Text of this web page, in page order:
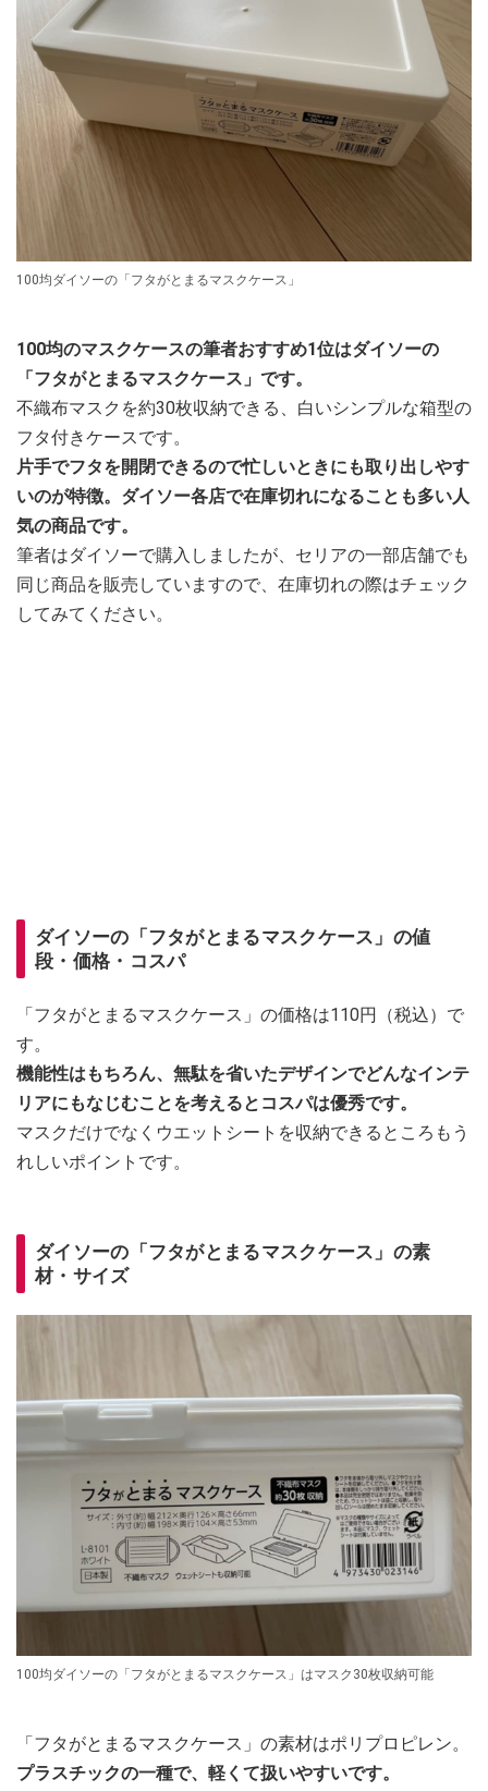
100均ダイソーの「フタがとまるマスクケース」
100均のマスクケースの筆者おすすめ1位はダイソーの
「フタがとまるマスクケース」です。
不織布マスクを約30枚収納できる、白いシンプルな箱型の
フタ付きケースです。
片手でフタを開閉できるので忙しいときにも取り出しやす
いのが特徴。ダイソー各店で在庫切れになることも多い人
気の商品です。
筆者はダイソーで購入しましたが、セリアの一部店舗でも
同じ商品を販売していますので、在庫切れの際はチェック
してみてください。
ダイソーの「フタがとまるマスクケース」の値
段・価格・コスパ
「フタがとまるマスクケース」の価格は110円（税込）で
す。
機能性はもちろん、無駄を省いたデザインでどんなインテ
リアにもなじむことを考えるとコスパは優秀です。
マスクだけでなくウエットシートを収納できるところもう
れしいポイントです。
ダイソーの「フタがとまるマスクケース」の素
材・サイズ
100均ダイソーの「フタがとまるマスクケース」はマスク30枚収納可能
「フタがとまるマスクケース」の素材はポリプロピレン。
プラスチックの一種で、軽くて扱いやすいです。